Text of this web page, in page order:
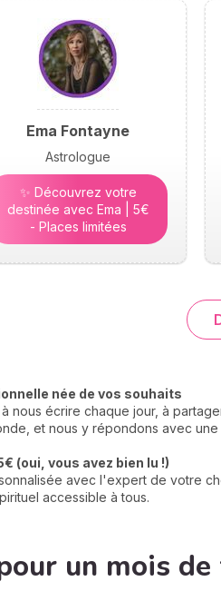
Ema Fontayne
Astrologue
✨ Découvrez votre
destinée avec Ema | 5€
- Places limitées
née de vos souhaits
nous écrire chaque jour, à
et nous y répondons avec
(oui, vous avez bien lu !)
avec l'expert de votre
accessible à tous.
un mois